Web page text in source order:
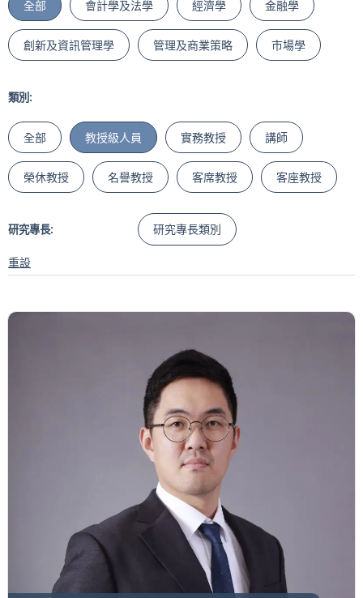
全部 會計學及法學 經濟學 金融學
創新及資訊管理學 管理及商業策略 市場學
類別:
全部 教授級人員 實務教授 講師
榮休教授 名譽教授 客席教授 客座教授
研究專長: 研究專長類別
重設